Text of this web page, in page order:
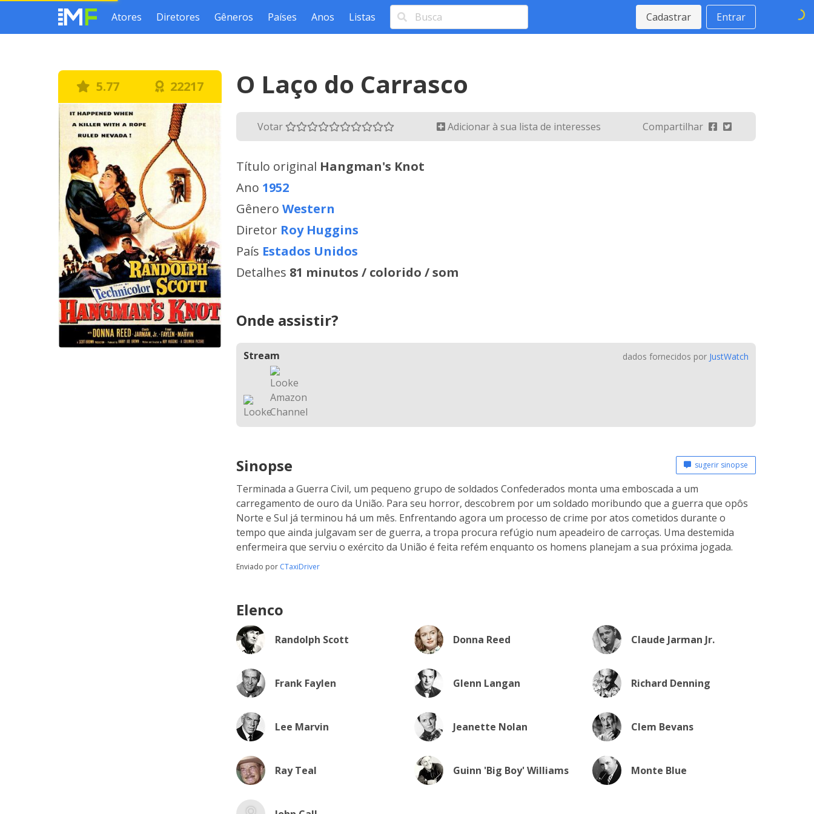
Atores Diretores Gêneros Países Anos Listas Cadastrar Entrar
5.77 22217 O Laço do Carrasco
Votar Adicionar à sua lista de interesses Compartilhar
Título original Hangman's Knot
Ano 1952
Gênero Western
Diretor Roy Huggins
País Estados Unidos
Detalhes 81 minutos / colorido / som
Onde assistir?
Stream dados fornecidos por JustWatch
Sinopse sugerir sinopse
Terminada a Guerra Civil, um pequeno grupo de soldados Confederados monta uma emboscada a um
carregamento de ouro da União. Para seu horror, descobrem por um soldado moribundo que a guerra que opôs
Norte e Sul já terminou há um mês. Enfrentando agora um processo de crime por atos cometidos durante o
tempo que ainda julgavam ser de guerra, a tropa procura refúgio num apeadeiro de carroças. Uma destemida
enfermeira que serviu o exército da União é feita refém enquanto os homens planejam a sua próxima jogada.
Enviado por CTaxiDriver
Elenco
Randolph Scott Donna Reed Claude Jarman Jr.
Frank Faylen Glenn Langan Richard Denning
Lee Marvin Jeanette Nolan Clem Bevans
Ray Teal Guinn 'Big Boy' Williams Monte Blue